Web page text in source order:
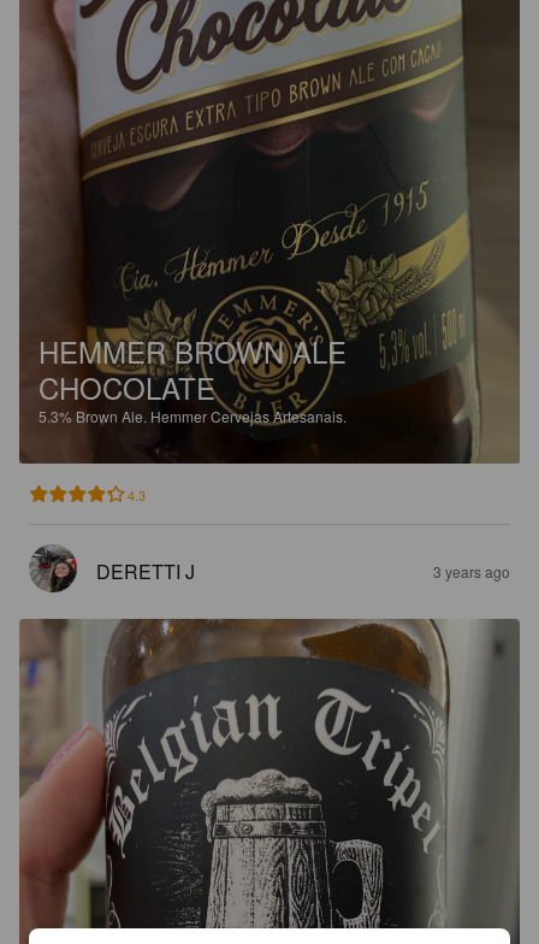
HEMMER BROWN ALE
CHOCOLATE
5.3% Brown Ale. Hemmer Cervejas Artesanais.
4.3
DERETTI J 3 years ago